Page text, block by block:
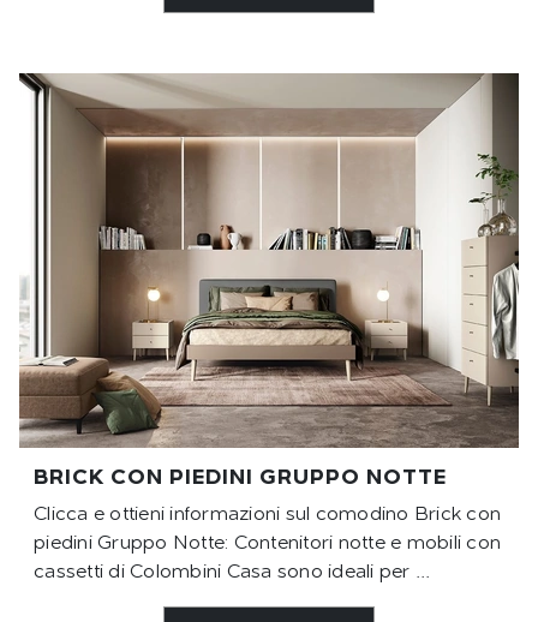
BRICK CON PIEDINI GRUPPO NOTTE
Clicca e ottieni informazioni sul comodino Brick con
piedini Gruppo Notte: Contenitori notte e mobili con
cassetti di Colombini Casa sono ideali per ...